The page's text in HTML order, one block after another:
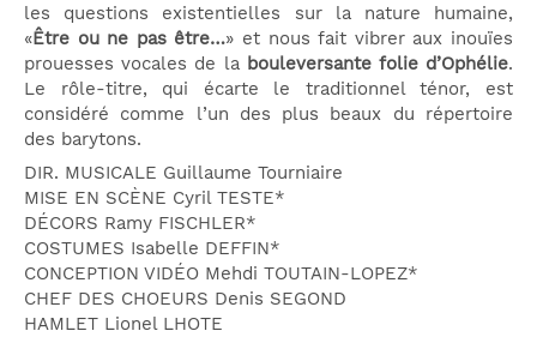
les questions existentielles sur la nature humaine,
«Être ou ne pas être…» et nous fait vibrer aux inouïes
prouesses vocales de la bouleversante folie d’Ophélie.
Le rôle-titre, qui écarte le traditionnel ténor, est
considéré comme l’un des plus beaux du répertoire
des barytons.
DIR. MUSICALE Guillaume Tourniaire
MISE EN SCÈNE Cyril TESTE*
DÉCORS Ramy FISCHLER*
COSTUMES Isabelle DEFFIN*
CONCEPTION VIDÉO Mehdi TOUTAIN-LOPEZ*
CHEF DES CHOEURS Denis SEGOND
HAMLET Lionel LHOTE